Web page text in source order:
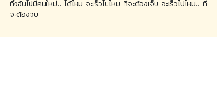
ทิ้งฉันไปมีคนใหม่.. ได้ไหม จะเร็วไปไหม ที่จะต้องเจ็บ จะเร็วไปไหม.. ที่
จะต้องจบ